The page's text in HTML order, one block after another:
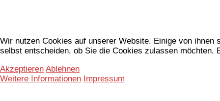
Wir nutzen Cookies auf unserer Website. Einige von
selbst entscheiden, ob Sie die Cookies zulassen möchten.
Akzeptieren Ablehnen
Weitere Informationen Impressum